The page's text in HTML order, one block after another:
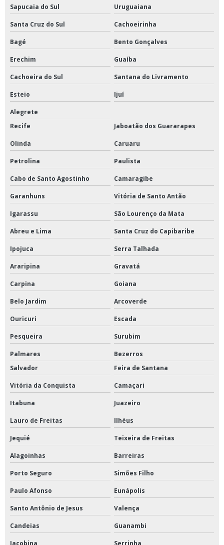
Sapucaia do Sul Uruguaiana
Santa Cruz do Sul Cachoeirinha
Bagé Bento Gonçalves
Erechim Guaíba
Cachoeira do Sul Santana do Livramento
Esteio Ijuí
Alegrete
Recife
Jaboatão dos Guararapes
Olinda Caruaru
Petrolina Paulista
Cabo de Santo Agostinho Camaragibe
Garanhuns Vitória de Santo Antão
Igarassu São Lourenço da Mata
Abreu e Lima Santa Cruz do Capibaribe
Ipojuca Serra Talhada
Araripina Gravatá
Carpina Goiana
Belo Jardim Arcoverde
Ouricuri Escada
Pesqueira Surubim
Palmares
Bezerros
Salvador
Feira de Santana
Vitória da Conquista Camaçari
Itabuna Juazeiro
Lauro de Freitas Ilhéus
Jequié Teixeira de Freitas
Alagoinhas Barreiras
Porto Seguro Simões Filho
Paulo Afonso Eunápolis
Santo Antônio de Jesus Valença
Candeias Guanambi
Jacobina Serrinha